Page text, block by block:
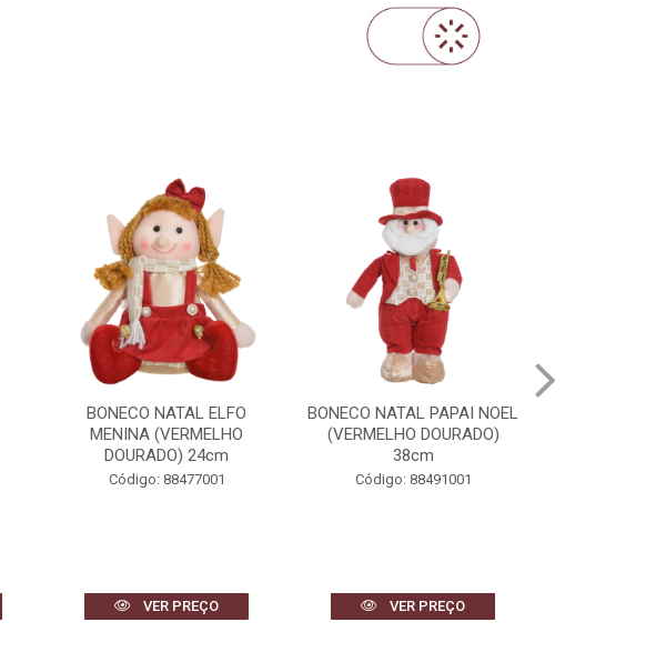
BONECO NATAL PAPAI NOEL
(VERMELHO DOURADO)
38cm
Código: 88491001
VER PREÇO
BONECO DE NEVE NATAL
(VERMELHO DOURADO)
40cm
Código: 88493001
VER PREÇO